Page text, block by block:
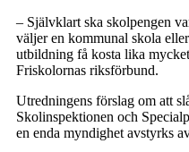
– Självklart ska skolpengen
väljer en kommunal skola
utbildning få kosta lika
Friskolornas riksförbund.
Utredningens förslag om att
Skolinspektionen och
en enda myndighet avstyrks